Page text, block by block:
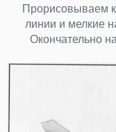
Прорисовываем
линии и мелкие
Окончательно